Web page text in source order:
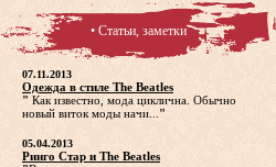
• Статьи, заметки
07.11.2013
Одежда в стиле The Beatles
" Как известно, мода циклична. Обычно
новый виток моды начи... "
05.04.2013
Ринго Стар и The Beatles